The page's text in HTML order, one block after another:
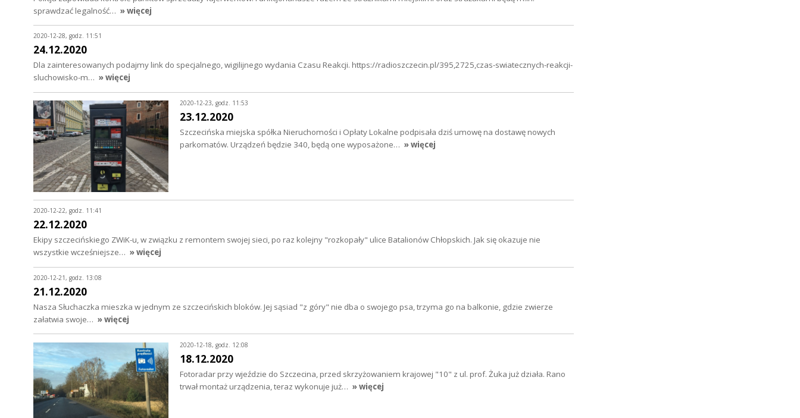
sprawdzać legalność… » więcej
2020-12-28, godz. 11:51
24.12.2020
Dla zainteresowanych podajmy link do specjalnego, wigilijnego wydania Czasu Reakcji. https://radioszczecin.pl/395,2725,czas-swiatecznych-reakcji-
sluchowisko-m… » więcej
2020-12-23, godz. 11:53
23.12.2020
Szczecińska miejska spółka Nieruchomości i Opłaty Lokalne podpisała dziś umowę na dostawę nowych
parkomatów. Urządzeń będzie 340, będą one wyposażone… » więcej
2020-12-22, godz. 11:41
22.12.2020
Ekipy szczecińskiego ZWiK-u, w związku z remontem swojej sieci, po raz kolejny "rozkopały" ulice Batalionów Chłopskich. Jak się okazuje nie
wszystkie wcześniejsze… » więcej
2020-12-21, godz. 13:08
21.12.2020
Nasza Słuchaczka mieszka w jednym ze szczecińskich bloków. Jej sąsiad "z góry" nie dba o swojego psa, trzyma go na balkonie, gdzie zwierze
załatwia swoje… » więcej
2020-12-18, godz. 12:08
18.12.2020
Fotoradar przy wjeździe do Szczecina, przed skrzyżowaniem krajowej "10" z ul. prof. Żuka już działa. Rano
trwał montaż urządzenia, teraz wykonuje już… » więcej